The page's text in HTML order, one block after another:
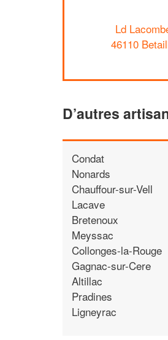
Ld
46110
D’autres
Condat
Nonards
Chauffour-sur-Vell
Lacave
Bretenoux
Meyssac
Collonges-la-Rouge
Gagnac-sur-Cere
Altillac
Pradines
Ligneyrac